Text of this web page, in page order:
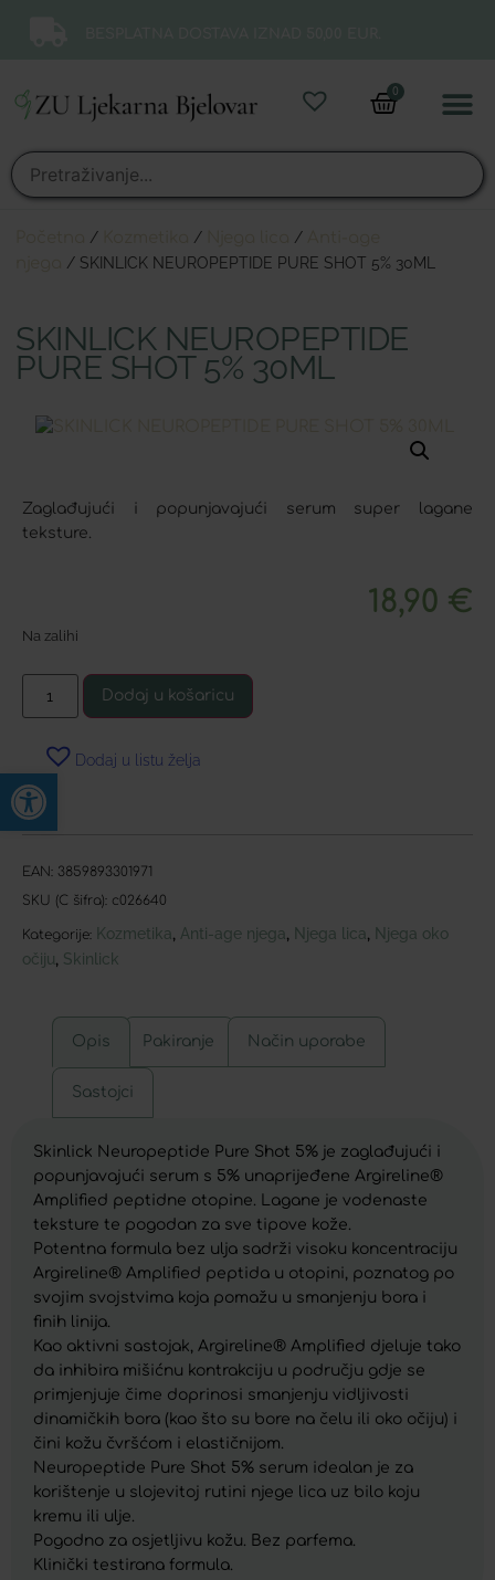
Open toolbar
0
/ / /
/ SKINLICK NEUROPEPTIDE PURE SHOT 5% 30ML
SKINLICK NEUROPEPTIDE
PURE SHOT 5% 30ML
Zaglađujući i popunjavajući serum super lagane
teksture.
18,90 €
Na zalihi
Dodaj u košaricu
Dodaj u listu želja
EAN: 3859893301971
SKU (C šifra): c026640
Kategorije: Kozmetika Anti-age njega Njega lica Njega oko
očiju Skinlick
Opis Pakiranje Način uporabe
Sastojci
Skinlick Neuropeptide Pure Shot 5% je zaglađujući i
popunjavajući serum s 5% unaprijeđene Argireline®
Amplified peptidne otopine. Lagane je vodenaste
teksture te pogodan za sve tipove kože.
Potentna formula bez ulja sadrži visoku koncentraciju
Argireline® Amplified peptida u otopini, poznatog po
svojim svojstvima koja pomažu u smanjenju bora i
finih linija.
Kao aktivni sastojak, Argireline® Amplified djeluje tako
da inhibira mišićnu kontrakciju u području gdje se
primjenjuje čime doprinosi smanjenju vidljivosti
dinamičkih bora (kao što su bore na čelu ili oko očiju) i
čini kožu čvršćom i elastičnijom.
Neuropeptide Pure Shot 5% serum idealan je za
korištenje u slojevitoj rutini njege lica uz bilo koju
kremu ili ulje.
Pogodno za osjetljivu kožu. Bez parfema.
Klinički testirana formula.